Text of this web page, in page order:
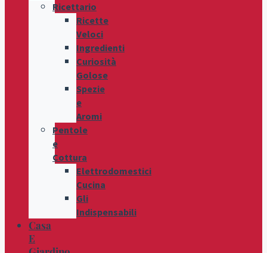
Ricettario
Ricette
Veloci
Ingredienti
Curiosità
Golose
Spezie
e
Aromi
Pentole
e
Cottura
Elettrodomestici
Cucina
Gli
Indispensabili
Casa
E